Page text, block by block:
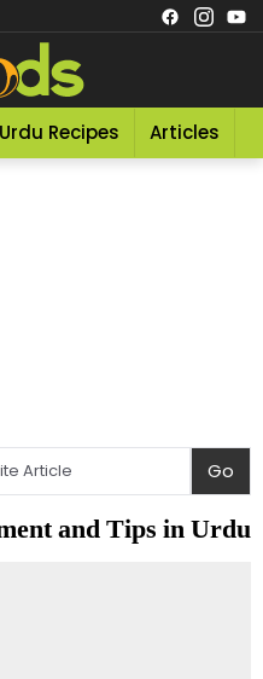
Urdu Recipes Articles
and Tips in Urdu